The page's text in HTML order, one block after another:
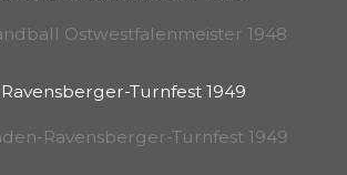
Ostwestfalenmeister 1948
Ravensberger-Turnfest 1949